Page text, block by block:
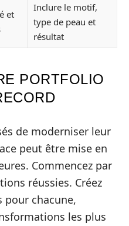
et
Inclure le motif,
type de peau et
résultat
PORTFOLIO
de moderniser leur
peut être mise en
Commencez par
réussies. Créez
pour chacune,
les plus